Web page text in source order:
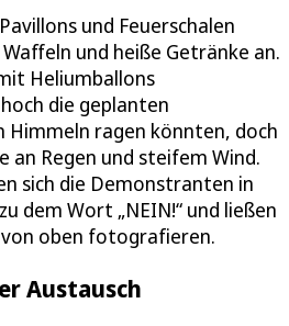
und Feuerschalen
und heiße Getränke an.
Heliumballons
die geplanten
Himmeln ragen könnten, doch
an Regen und steifem Wind.
sich die Demonstranten in
dem Wort „NEIN!“ und ließen
oben fotografieren.
Austausch